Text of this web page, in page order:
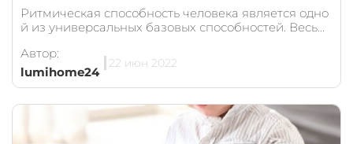
Ритмическая способность человека является одно
й из универсальных базовых способностей. Весь...
Автор:
lumihome24
22 июн 2022